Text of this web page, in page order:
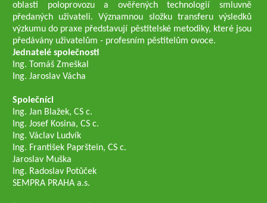
oblasti poloprovozu a ověřených technologií smluvně
předaných uživateli. Významnou složku transferu výsledků
výzkumu do praxe představují pěstitelské metodiky, které jsou
předávány uživatelům - profesním pěstitelům ovoce.
Jednatelé společnosti
Ing. Tomáš Zmeškal
Ing. Jaroslav Vácha
Společníci
Ing. Jan Blažek, CS c.
Ing. Josef Kosina, CS c.
Ing. Václav Ludvík
Ing. František Paprštein, CS c.
Jaroslav Muška
Ing. Radoslav Potůček
SEMPRA PRAHA a.s.